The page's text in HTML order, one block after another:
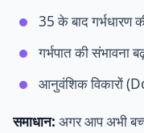
35 के बाद गर्भधारण
गर्भपात की संभावना
आनुवंशिक विकारों
समाधान: अगर आप अभी